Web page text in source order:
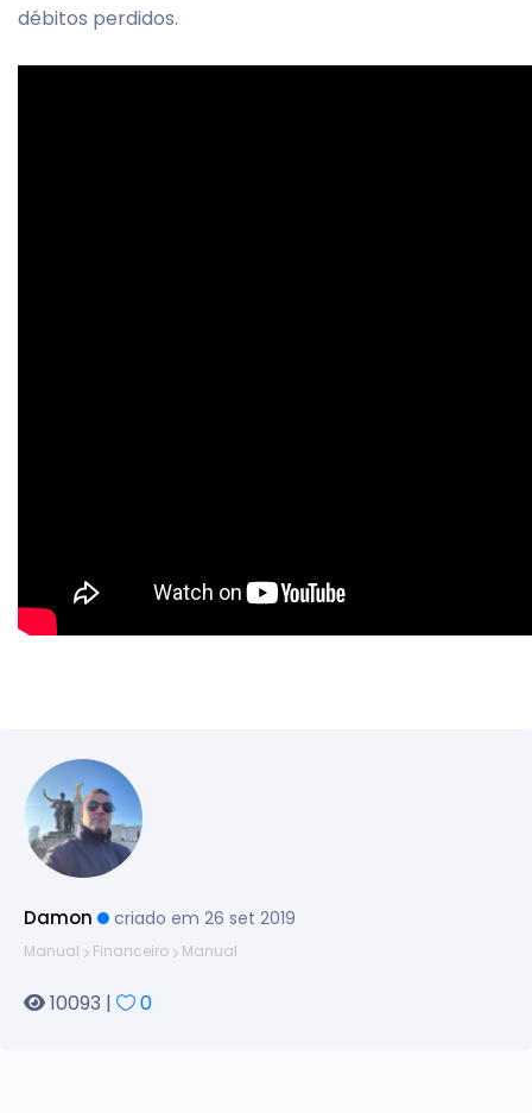
débitos perdidos.
Damon criado em 26 set 2019
Manual Financeiro Manual
10093 | 0